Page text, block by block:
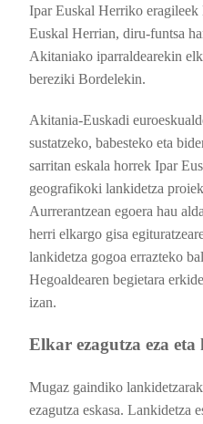
Ipar Euskal Herriko
Euskal Herrian, diru-funtsa
Akitaniako iparraldearekin
bereziki Bordelekin.
Akitania-Euskadi
sustatzeko, babesteko eta
sarritan eskala horrek Ipar
geografikoki lankidetza
Aurrerantzean egoera hau
herri elkargo gisa
lankidetza gogoa errazteko
Hegoaldearen begietara
izan.
Elkar ezagutza eza
Mugaz gaindiko
ezagutza eskasa. Lankidetza